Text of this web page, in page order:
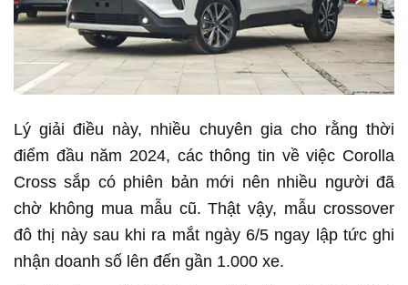
Lý giải điều này, nhiều chuyên gia cho rằng thời
điểm đầu năm 2024, các thông tin về việc Corolla
Cross sắp có phiên bản mới nên nhiều người đã
chờ không mua mẫu cũ. Thật vậy, mẫu crossover
đô thị này sau khi ra mắt ngày 6/5 ngay lập tức ghi
nhận doanh số lên đến gần 1.000 xe.